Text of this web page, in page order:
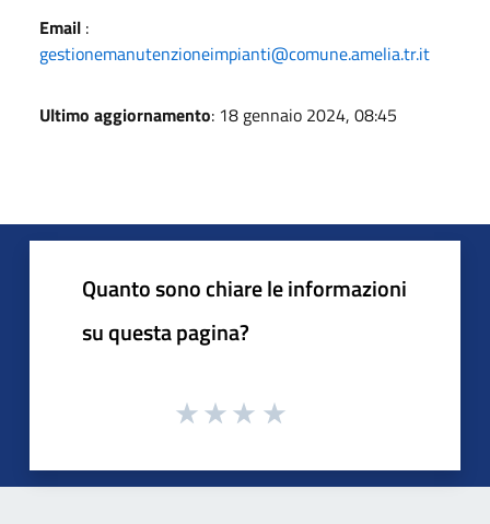
Email :
gestionemanutenzioneimpianti@comune.amelia.tr.it
Ultimo aggiornamento: 18 gennaio 2024, 08:45
Quanto sono chiare le informazioni
su questa pagina?